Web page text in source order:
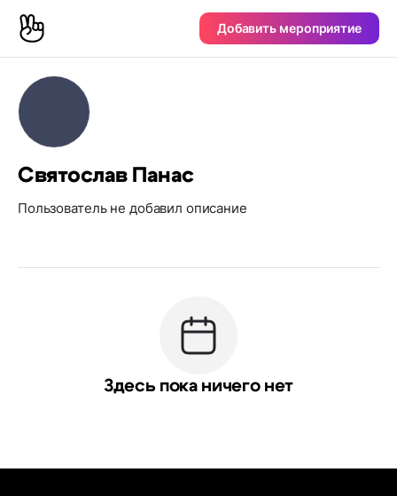
Добавить мероприятие
Святослав Панас
Пользователь не добавил описание
Здесь пока ничего нет